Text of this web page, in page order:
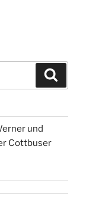
und
Cottbuser